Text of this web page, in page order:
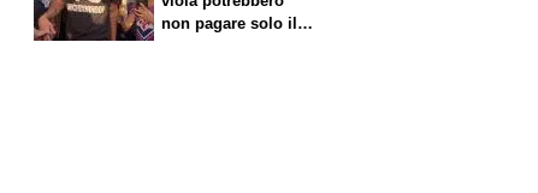
non pagare solo il